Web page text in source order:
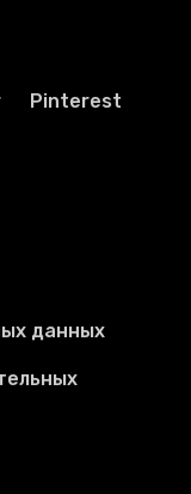
Pinterest
данных